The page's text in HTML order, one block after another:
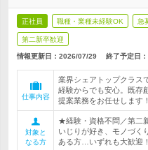
正社員 職種・業種未経験OK 急
第二新卒歓迎
情報更新日：2026/07/29 終了予定日：
仕事内容
業界シェアトップクラス
経験からでも安心。既存
提案業務をお任せします！
対象と
なる方
★経験・資格不問／第二
いじりが好き、モノづく
ある方…いずれも大歓迎！